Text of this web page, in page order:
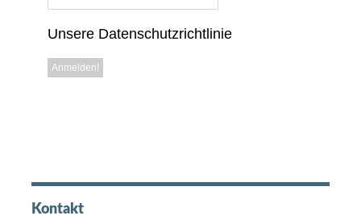
Unsere Datenschutzrichtlinie
Kontakt